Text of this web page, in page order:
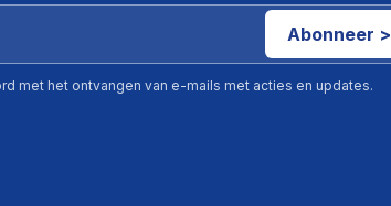
Abonneer >
met het ontvangen van e-mails met acties en updates.